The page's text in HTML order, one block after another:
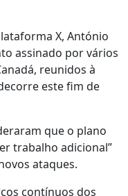
X, António
assinado por vários
reunidos à
este fim de
que o plano
trabalho adicional”
ataques.
contínuos dos